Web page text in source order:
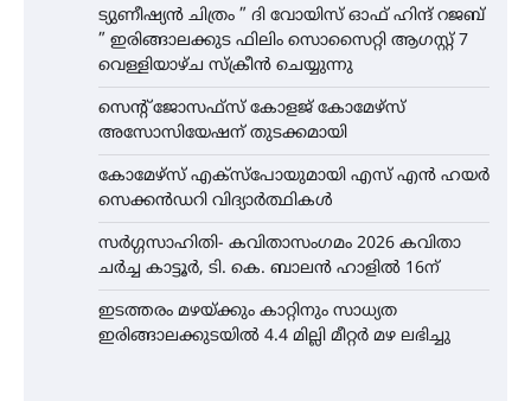
ട്യുണീഷ്യൻ ചിത്രം ” ദി വോയിസ് ഓഫ് ഹിന്ദ് റജബ്
” ഇരിങ്ങാലക്കുട ഫിലിം സൊസൈറ്റി ആഗസ്റ്റ് 7
വെള്ളിയാഴ്ച സ്‌ക്രീൻ ചെയ്യുന്നു
സെന്റ് ജോസഫ്സ് കോളജ് കോമേഴ്‌സ്
അസോസിയേഷന് തുടക്കമായി
കോമേഴ്സ് എക്സ്പോയുമായി എസ് എൻ ഹയർ
സെക്കൻഡറി വിദ്യാർത്ഥികൾ
സർഗ്ഗസാഹിതി- കവിതാസംഗമം 2026 കവിതാ
ചർച്ച കാട്ടൂർ, ടി. കെ. ബാലൻ ഹാളിൽ 16ന്
ഇടത്തരം മഴയ്ക്കും കാറ്റിനും സാധ്യത
ഇരിങ്ങാലക്കുടയിൽ 4.4 മില്ലി മീറ്റർ മഴ ലഭിച്ചു